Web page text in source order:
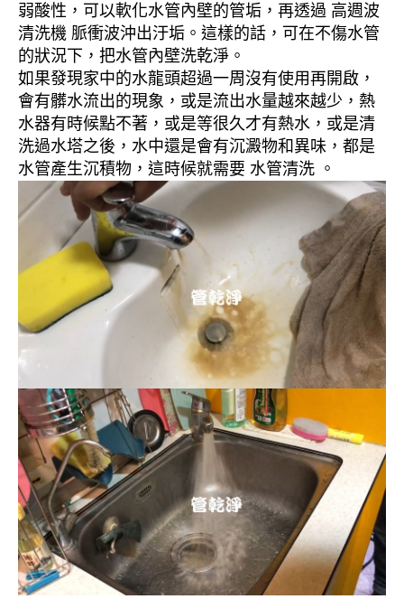
弱酸性，可以軟化水管內壁的管垢，再透過 高週波
清洗機 脈衝波沖出汙垢。這樣的話，可在不傷水管
的狀況下，把水管內壁洗乾淨。
如果發現家中的水龍頭超過一周沒有使用再開啟，
會有髒水流出的現象，或是流出水量越來越少，熱
水器有時候點不著，或是等很久才有熱水，或是清
洗過水塔之後，水中還是會有沉澱物和異味，都是
水管產生沉積物，這時候就需要 水管清洗 。